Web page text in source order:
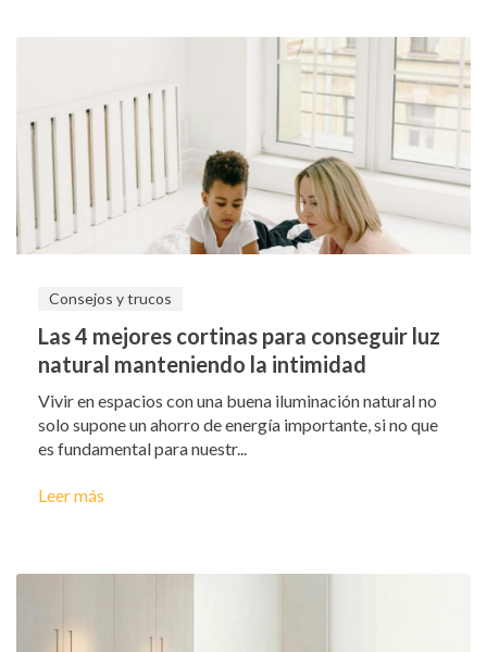
Consejos y trucos
Las 4 mejores cortinas para conseguir luz
natural manteniendo la intimidad
Vivir en espacios con una buena iluminación natural no
solo supone un ahorro de energía importante, si no que
es fundamental para nuestr...
Leer más